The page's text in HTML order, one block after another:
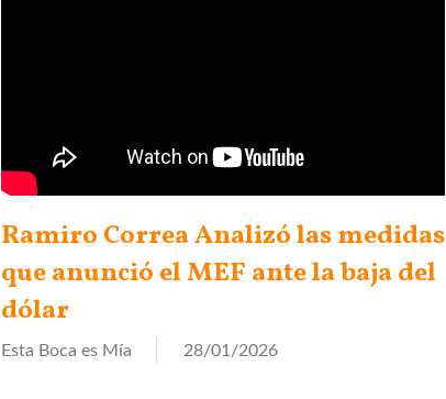
Ramiro Correa Analizó las medidas
que anunció el MEF ante la baja del
dólar
Esta Boca es Mía 28/01/2026